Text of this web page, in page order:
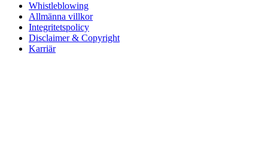
Whistleblowing
Allmänna villkor
Integritetspolicy
Disclaimer & Copyright
Karriär